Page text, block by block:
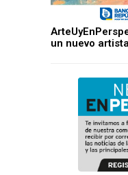
un nuevo